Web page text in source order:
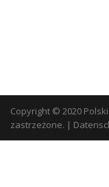
Copyright © 2020
zastrzeżone. |